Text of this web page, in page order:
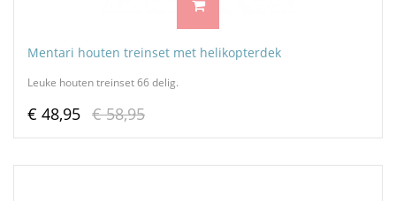
Mentari houten treinset met helikopterdek
Leuke houten treinset 66 delig.
€ 48,95 € 58,95